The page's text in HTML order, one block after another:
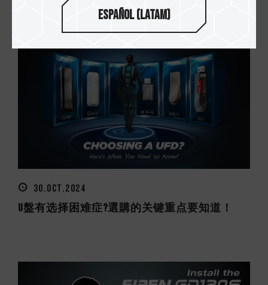
30.OCT.2024
U盤有选择困难症?選購的关键重点要知道！
Español (Latam)